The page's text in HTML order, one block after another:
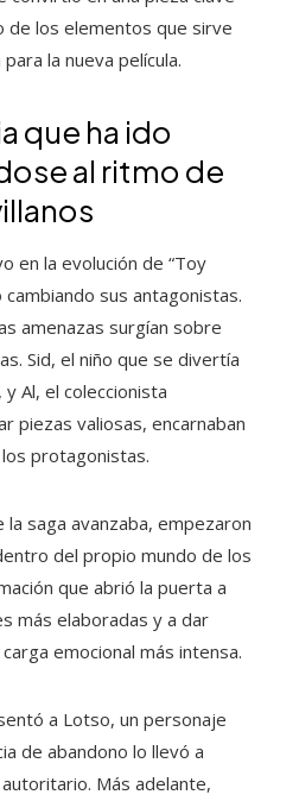
de los elementos que sirve
la nueva película.
que ha ido
al ritmo de
en la evolución de “Toy
cambiando sus antagonistas.
amenazas surgían sobre
Sid, el niño que se divertía
Al, el coleccionista
piezas valiosas, encarnaban
protagonistas.
saga avanzaba, empezaron
del propio mundo de los
que abrió la puerta a
más elaboradas y a dar
emocional más intensa.
a Lotso, un personaje
de abandono lo llevó a
Más adelante,